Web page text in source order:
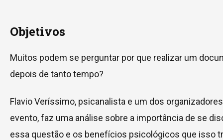
Objetivos
Muitos podem se perguntar por que realizar um
depois de tanto tempo?
Flavio Veríssimo, psicanalista e um dos
evento, faz uma análise sobre a importância de se
essa questão e os benefícios psicológicos que isso